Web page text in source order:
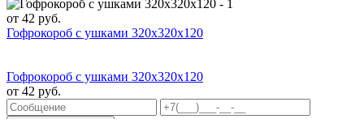
от 42 руб.
Гофрокороб с ушками 320х320х120
Гофрокороб с ушками 320х320х120
от 42 руб.